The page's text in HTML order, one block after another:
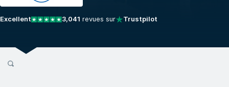
Excellent 3,041 revues sur Trustpilot